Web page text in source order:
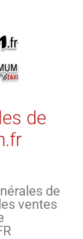
de
de
ventes